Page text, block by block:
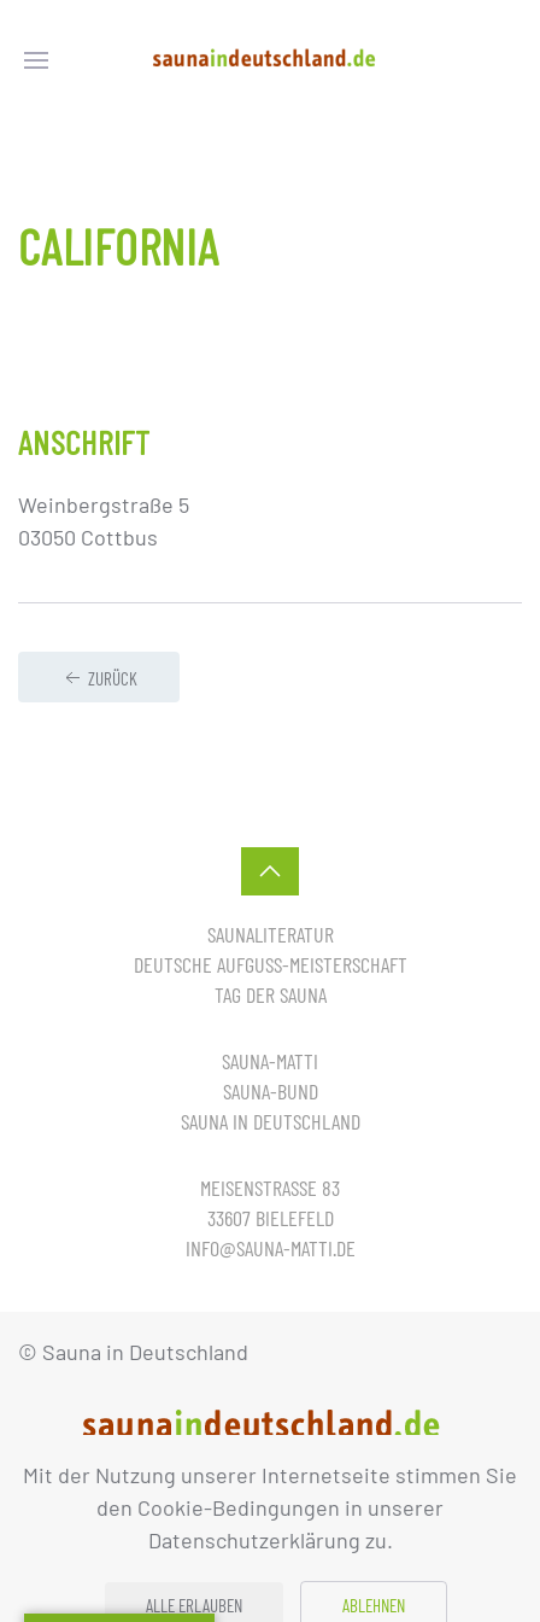
Mit der Nutzung unserer Internetseite stimmen Sie
den Cookie-Bedingungen in unserer
Datenschutzerklärung zu.
ALLE ERLAUBEN ABLEHNEN
CALIFORNIA
ANSCHRIFT
Weinbergstraße 5
03050 Cottbus
ZURÜCK
SAUNALITERATUR
DEUTSCHE AUFGUSS-MEISTERSCHAFT
TAG DER SAUNA
SAUNA-MATTI
SAUNA-BUND
SAUNA IN DEUTSCHLAND
MEISENSTRASSE 83
33607 BIELEFELD
INFO@SAUNA-MATTI.DE
© Sauna in Deutschland
IMPRESSUM DATENSCHUTZ